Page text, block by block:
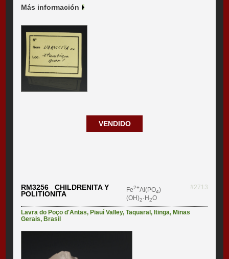
Más información
VENDIDO
RM3256 CHILDRENITA Y
POLITIONITA
Fe2+Al(PO4)
(OH)2·H2O
#2713
Lavra do Poço d'Antas,Piauí Valley,Taquaral,Itinga,Minas
Gerais,Brasil